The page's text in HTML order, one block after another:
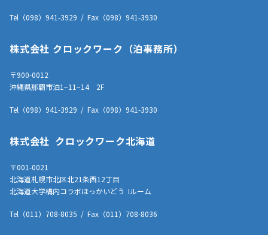
Tel（098）941-3929 / Fax（098）941-3930
株式会社 クロックワーク（泊事務所）
〒900-0012
沖縄県那覇市泊1−11−14 2F
Tel（098）941-3929 / Fax（098）941-3930
株式会社 クロックワーク北海道
〒001-0021
北海道札幌市北区北21条西12丁目
北海道大学構内コラボほっかいどう Iルーム
Tel（011）708-8035 / Fax（011）708-8036